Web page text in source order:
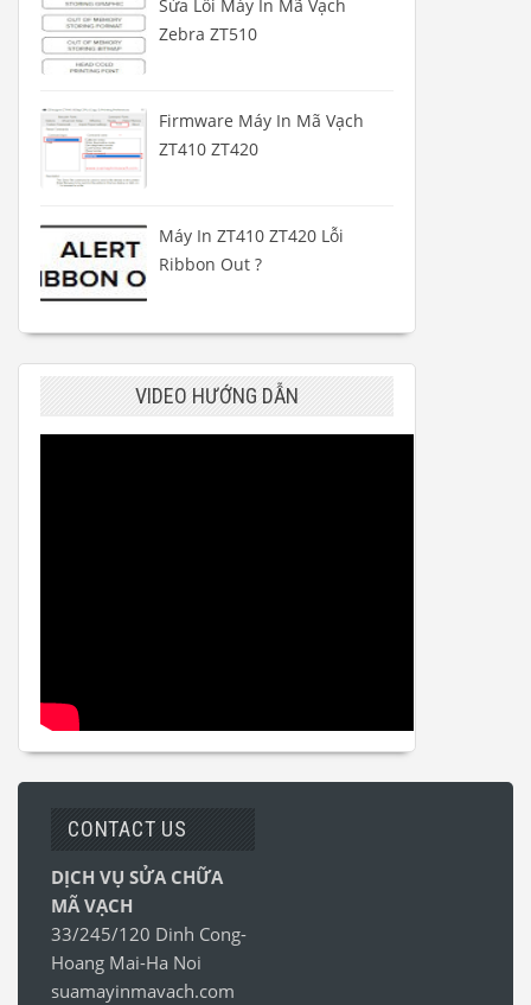
Sửa Lỗi Máy In Mã Vạch
Zebra ZT510
Firmware Máy In Mã Vạch
ZT410 ZT420
Máy In ZT410 ZT420 Lỗi
Ribbon Out ?
VIDEO HƯỚNG DẪN
CONTACT US
DỊCH VỤ SỬA CHỮA
MÃ VẠCH
33/245/120 Dinh Cong-
Hoang Mai-Ha Noi
suamayinmavach.com